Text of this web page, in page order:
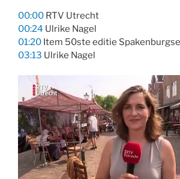
00:00 RTV Utrecht
00:24 Ulrike Nagel
01:20 Item 50ste editie
03:13 Ulrike Nagel